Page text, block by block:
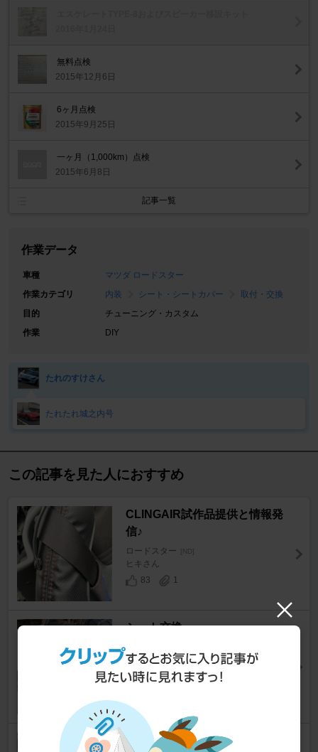
無料点検
2015年12月6日
6ヶ月点検
2015年9月25日
一ヶ月（1,000km）点検
2015年6月8日
記事一覧
作業データ
車種
マツダ ロードスター
作業カテゴリ
内装 シート・シートカバー
取付・交換
目的
チューニング・カスタム
作業
DIY
たれのすけさん
たれたれ城之内号
この記事を見た人におすすめ
CLINGAIR試作品提供と情報発
信♪
ロードスター [ND]
ヒキさん
83
1
シート交換
ロードスター
suzukihiさん
54
56
レカロシート移植